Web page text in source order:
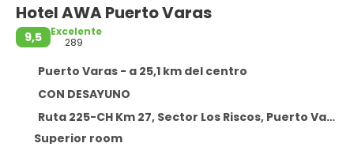
Hotel AWA Puerto Varas
9,5
Excelente
289
Puerto Varas - a 25,1 km del centro
CON DESAYUNO
Ruta 225-CH Km 27, Sector Los Riscos, Puerto Varas 5550000
Superior room